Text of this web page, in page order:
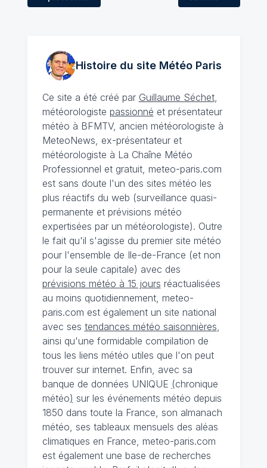
Histoire du site MétéoParis
Ce site a été créé par Guillaume Séchet,
météorologiste passionné et présentateur
météo à BFMTV, ancien météorologiste à
MeteoNews, ex-présentateur et
météorologiste à La Chaîne Météo
Professionnel et gratuit, meteo-paris.com
est sans doute l'un des sites météo les
plus réactifs du web (surveillance quasi-
permanente et prévisions météo
expertisées par un météorologiste). Outre
le fait qu'il s'agisse du premier site météo
pour l'ensemble de Ile-de-France (et non
pour la seule capitale) avec des
prévisions météo à 15 jours réactualisées
au moins quotidiennement, meteo-
paris.com est également un site national
avec ses tendances météo saisonnières
ainsi qu'une formidable compilation de
tous les liens météo utiles que l'on peut
trouver sur internet. Enfin, avec sa
banque de données UNIQUE (chronique
météo) sur les événements météo depuis
1850 dans toute la France, son almanach
météo, ses tableaux mensuels des aléas
climatiques en France, meteo-paris.com
est également une base de recherches